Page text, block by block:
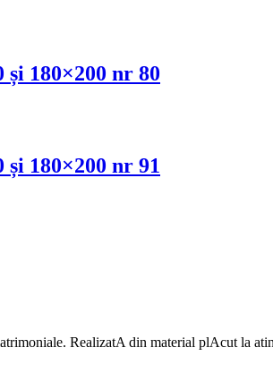
și 180×200 nr 80
180×200 nr 91
RealizatA din material plAcut la